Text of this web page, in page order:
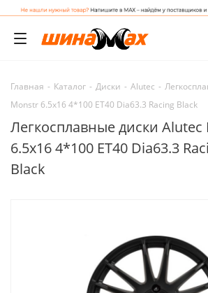
Главная - Каталог - Диски - Alutec -
Monstr 6.5x16 4*100 ET40 Dia63.3 Racing Black
Легкосплавные диски
6.5x16 4*100 ET40 Dia63.3
Black